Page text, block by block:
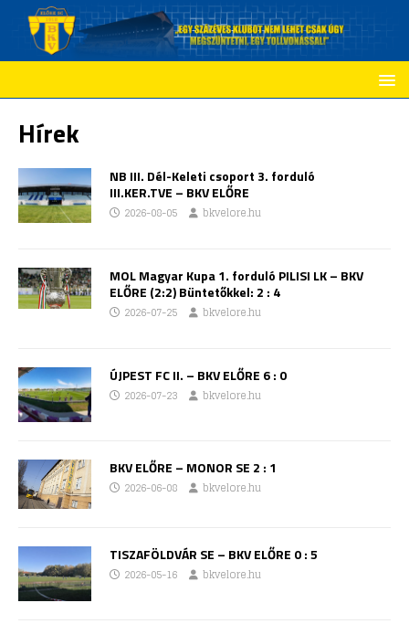
Hírek
NB III. Dél-Keleti csoport 3. forduló
III.KER.TVE – BKV ELŐRE
2026-08-05 bkvelore.hu
MOL Magyar Kupa 1. forduló PILISI LK – BKV
ELŐRE (2:2) Büntetőkkel: 2 : 4
2026-07-25 bkvelore.hu
ÚJPEST FC II. – BKV ELŐRE 6 : 0
2026-07-23 bkvelore.hu
BKV ELŐRE – MONOR SE 2 : 1
2026-06-08 bkvelore.hu
TISZAFÖLDVÁR SE – BKV ELŐRE 0 : 5
2026-05-16 bkvelore.hu